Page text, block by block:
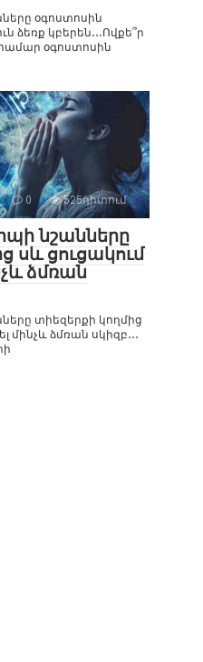
օգոստոսին
ձեռք կբերեն․․․Ովքե՞ր
համար օգոստոսին
0 525դիտում
նշանները
սև ցուցակում
ձմռան
տիեզերքի կողմից
մինչև ձմռան սկիզբ․․․